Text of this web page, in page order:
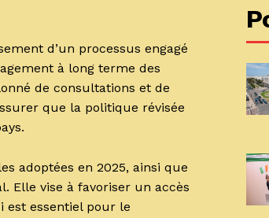
d’un processus engagé
à long terme des
de consultations et de
que la politique révisée
adoptées en 2025, ainsi que
Elle vise à favoriser un accès
est essentiel pour le